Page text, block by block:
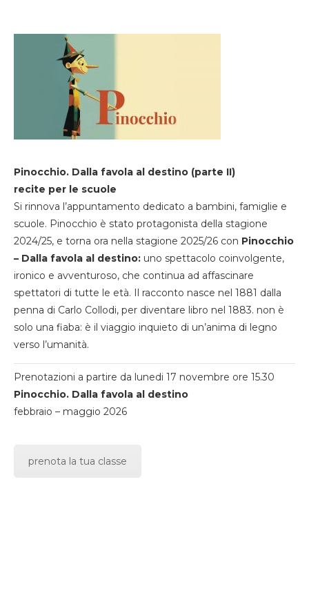
Pinocchio. Dalla favola al destino (parte II)
recite per le scuole
Si rinnova l’appuntamento dedicato a bambini, famiglie e
scuole. Pinocchio è stato protagonista della stagione
2024/25, e torna ora nella stagione 2025/26 con Pinocchio
– Dalla favola al destino: uno spettacolo coinvolgente,
ironico e avventuroso, che continua ad affascinare
spettatori di tutte le età. Il racconto nasce nel 1881 dalla
penna di Carlo Collodi, per diventare libro nel 1883. non è
solo una fiaba: è il viaggio inquieto di un’anima di legno
verso l’umanità.
Prenotazioni a partire da lunedi 17 novembre ore 15.30
Pinocchio. Dalla favola al destino
febbraio – maggio 2026
prenota la tua classe